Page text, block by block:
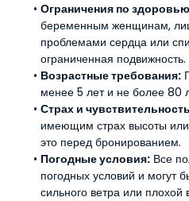
Ограничения по
беременным женщинам,
проблемами сердца или
ограниченная подвижность.
Возрастные требования:
менее 5 лет и не более 80
Страх и
имеющим страх высоты или
это перед бронированием.
Погодные условия: Все
погодных условий и могут
сильного ветра или плохой